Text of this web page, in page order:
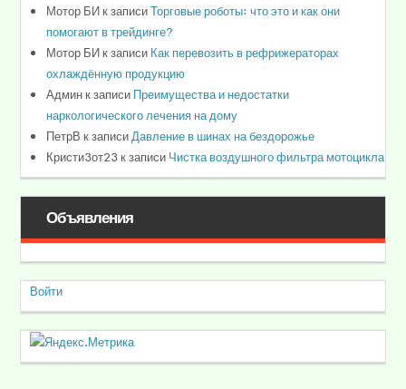
Мотор БИк записиТорговые роботы: что это и как они
помогают в трейдинге?
Мотор БИк записиКак перевозить в рефрижераторах
охлаждённую продукцию
Админк записиПреимущества и недостатки
наркологического лечения на дому
ПетрВ к записиДавление в шинах на бездорожье
Кристи3от23 к записиЧистка воздушного фильтра мотоцикла
Объявления
Войти